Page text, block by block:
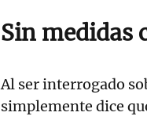
Sin medidas
Al ser interrogado
simplemente dice